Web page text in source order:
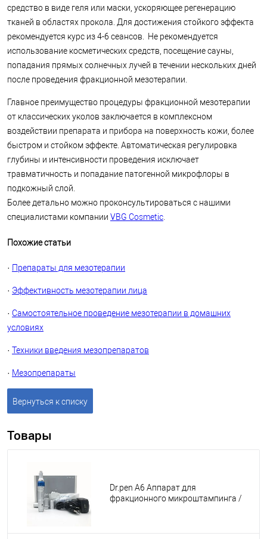
средство в виде геля или маски, ускоряющее регенерацию
тканей в областях прокола. Для достижения стойкого эффекта
рекомендуется курс из 4-6 сеансов. Не рекомендуется
использование косметических средств, посещение сауны,
попадания прямых солнечных лучей в течении нескольких дней
после проведения фракционной мезотерапии.
Главное преимущество процедуры фракционной мезотерапии
от классических уколов заключается в комплексном
воздействии препарата и прибора на поверхность кожи, более
быстром и стойком эффекте. Автоматическая регулировка
глубины и интенсивности проведения исключает
травматичность и попадание патогенной микрофлоры в
подкожный слой.
Более детально можно проконсультироваться с нашими
специалистами компании VBG Cosmetic
Похожие статьи
· Препараты для мезотерапии
· Эффективность мезотерапии лица
· Самостоятельное проведение мезотерапии в домашних
условиях
· Техники введения мезопрепаратов
· Мезопрепараты
Вернуться к списку
Товары
Dr.pen A6 Аппарат для
фракционного микроштампинга /